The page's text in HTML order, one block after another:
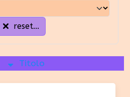
reset...
Titolo